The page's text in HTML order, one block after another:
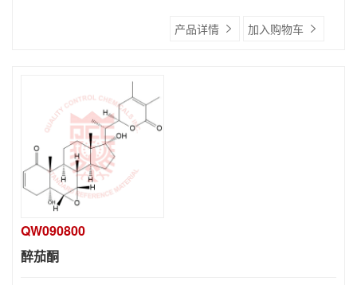
产品详情 加入购物车
QW090800
醉茄酮